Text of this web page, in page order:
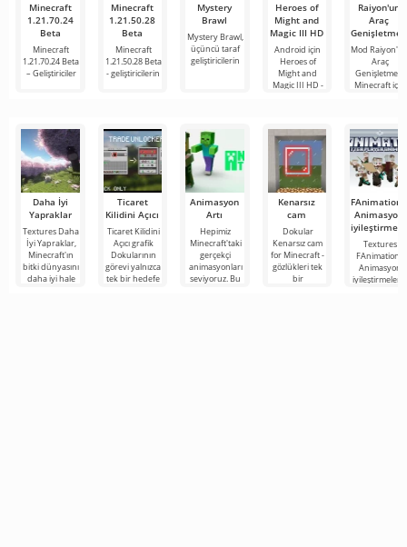
Minecraft
1.21.70.24
Beta
Minecraft
1.21.70.24 Beta
– Geliştiriciler
Minecraft
1.21.50.28
Beta
Minecraft
1.21.50.28 Beta
- geliştiricilerin
Mystery
Brawl
Mystery Brawl,
üçüncü taraf
geliştiricilerin
Heroes of
Might and
Magic III HD
Android için
Heroes of
Might and
Magic III HD -
Raiyon'un
Araç
Mod
Araç
Genişletmesi,
Minecraft için
Daha İyi
Yapraklar
Textures Daha
İyi Yapraklar,
Minecraft'ın
bitki dünyasını
daha iyi hale
Ticaret
Kilidini Açıcı
Ticaret Kilidini
Açıcı grafik
Dokularının
görevi yalnızca
tek bir hedefe
Animasyon
Artı
Hepimiz
Minecraft'taki
gerçekçi
animasyonları
seviyoruz. Bu
Kenarsız
cam
Dokular
Kenarsız cam
for Minecraft -
gözlükleri tek
bir
FAnimation -
Animasyon
Textures
FAnimation -
Animasyon
iyileştirmeleri -